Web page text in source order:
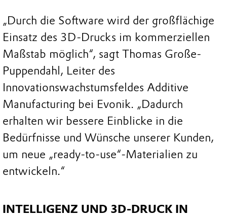
„Durch die Software wird der großflächige
Einsatz des 3D-Drucks im kommerziellen
Maßstab möglich“, sagt Thomas Große-
Puppendahl, Leiter des
Innovationswachstumsfeldes Additive
Manufacturing bei Evonik. „Dadurch
erhalten wir bessere Einblicke in die
Bedürfnisse und Wünsche unserer Kunden,
um neue „ready-to-use“-Materialien zu
entwickeln.“
INTELLIGENZ UND 3D-DRUCK IN